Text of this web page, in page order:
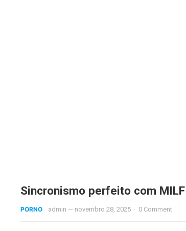
Sincronismo perfeito com MILF
PORNO admin — novembro 28, 2025 · 0 Comment